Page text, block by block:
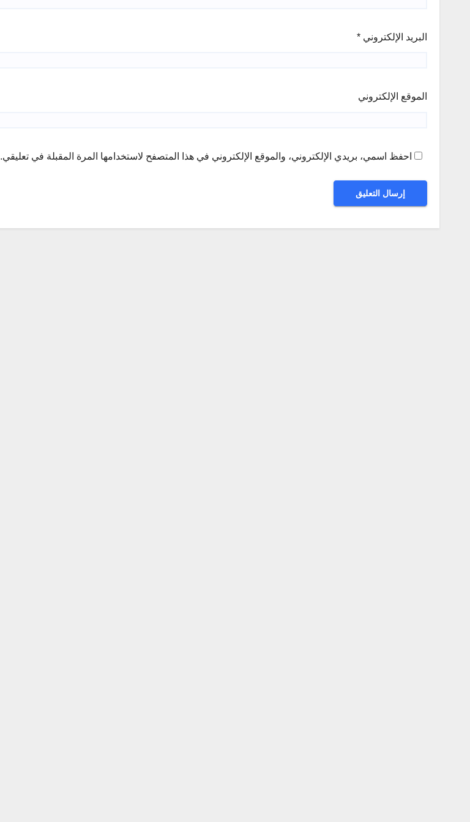
البريد الإلكتروني *
الموقع الإلكتروني
احفظ اسمي، بريدي الإلكتروني، والموقع الإلكتروني في هذا المتصفح لاستخدامها المرة المقبلة في تعليقي.